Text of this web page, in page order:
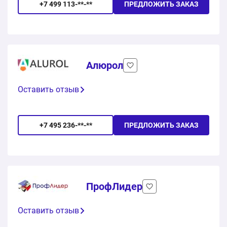
+7 499 113-**-** ПРЕДЛОЖИТЬ ЗАКАЗ
Алюрол
+7 495 236-**-** ПРЕДЛОЖИТЬ ЗАКАЗ
Оставить отзыв
ПрофЛидер
Оставить отзыв